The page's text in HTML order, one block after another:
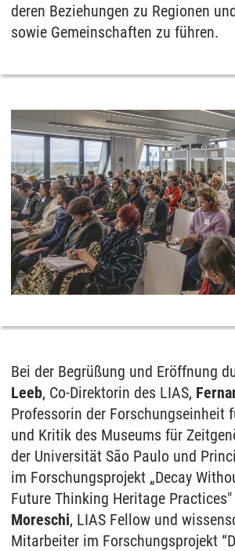
deren Beziehungen zu Regionen
sowie Gemeinschaften zu führen.
Bei der Begrüßung und Eröffnung
Leeb, Co-Direktorin des LIAS,
Professorin der Forschungseinheit
und Kritik des Museums für
der Universität São Paulo und
im Forschungsprojekt „Decay
Future Thinking Heritage
Moreschi, LIAS Fellow und
Mitarbeiter im Forschungsprojekt